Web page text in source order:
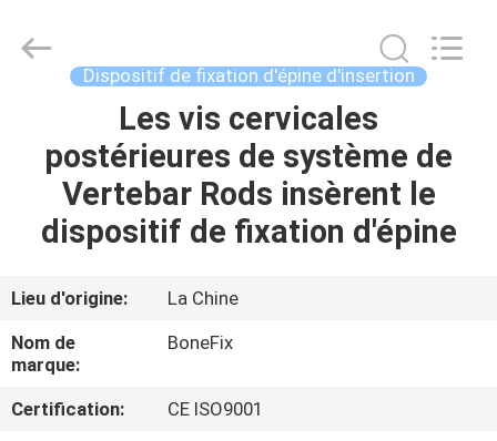
PRODUITS
AU
SUJET
DE
NOUS
Device
Supplier.
science&technology
ECER
Dispositif de fixation d'épine d'insertion
Les vis cervicales
postérieures de système de
Vertebar Rods insèrent le
dispositif de fixation d'épine
Lieu d'origine:
La Chine
Nom de
marque:
BoneFix
Certification:
CE ISO9001